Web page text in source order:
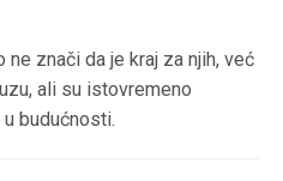
znači da je kraj za njih, već
ali su istovremeno
budućnosti.